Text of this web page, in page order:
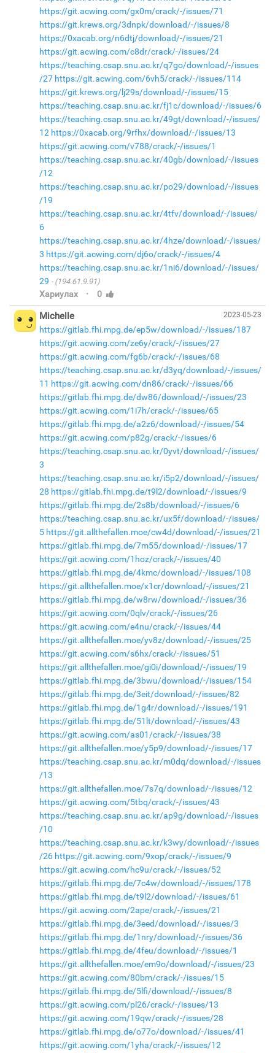
https://git.acwing.com/gx0m/crack/-/issues/71
https://git.krews.org/3dnpk/download/-/issues/8
https://0xacab.org/n6dtj/download/-/issues/21
https://git.acwing.com/c8dr/crack/-/issues/24
https://teaching.csap.snu.ac.kr/q7go/download/-/issues
/27 https://git.acwing.com/6vh5/crack/-/issues/114
https://git.krews.org/lj29s/download/-/issues/15
https://teaching.csap.snu.ac.kr/fj1c/download/-/issues/6
https://teaching.csap.snu.ac.kr/49gt/download/-/issues/
12 https://0xacab.org/9rfhx/download/-/issues/13
https://git.acwing.com/v788/crack/-/issues/1
https://teaching.csap.snu.ac.kr/40gb/download/-/issues
/12
https://teaching.csap.snu.ac.kr/po29/download/-/issues
/19
https://teaching.csap.snu.ac.kr/4tfv/download/-/issues/
6
https://teaching.csap.snu.ac.kr/4hze/download/-/issues/
3 https://git.acwing.com/dj6o/crack/-/issues/4
https://teaching.csap.snu.ac.kr/1ni6/download/-/issues/
29
(194.61.9.91)
Хариулах · 0
2023-05-23
Michelle
https://gitlab.fhi.mpg.de/ep5w/download/-/issues/187
https://git.acwing.com/ze6y/crack/-/issues/27
https://git.acwing.com/fg6b/crack/-/issues/68
https://teaching.csap.snu.ac.kr/d3yq/download/-/issues/
11 https://git.acwing.com/dn86/crack/-/issues/66
https://gitlab.fhi.mpg.de/dw86/download/-/issues/23
https://git.acwing.com/1i7h/crack/-/issues/65
https://gitlab.fhi.mpg.de/a2z6/download/-/issues/54
https://git.acwing.com/p82g/crack/-/issues/6
https://teaching.csap.snu.ac.kr/0yvt/download/-/issues/
3
https://teaching.csap.snu.ac.kr/i5p2/download/-/issues/
28 https://gitlab.fhi.mpg.de/t9l2/download/-/issues/9
https://gitlab.fhi.mpg.de/2s8b/download/-/issues/6
https://teaching.csap.snu.ac.kr/ux5f/download/-/issues/
5 https://git.allthefallen.moe/cw4d/download/-/issues/21
https://gitlab.fhi.mpg.de/7m55/download/-/issues/17
https://git.acwing.com/1hoz/crack/-/issues/40
https://gitlab.fhi.mpg.de/4kmc/download/-/issues/108
https://git.allthefallen.moe/x1cr/download/-/issues/21
https://gitlab.fhi.mpg.de/w8rw/download/-/issues/36
https://git.acwing.com/0qlv/crack/-/issues/26
https://git.acwing.com/e4nu/crack/-/issues/44
https://git.allthefallen.moe/yv8z/download/-/issues/25
https://git.acwing.com/s6hx/crack/-/issues/51
https://git.allthefallen.moe/gi0i/download/-/issues/19
https://gitlab.fhi.mpg.de/3bwu/download/-/issues/154
https://gitlab.fhi.mpg.de/3eit/download/-/issues/82
https://gitlab.fhi.mpg.de/1g4r/download/-/issues/191
https://gitlab.fhi.mpg.de/51lt/download/-/issues/43
https://git.acwing.com/as01/crack/-/issues/38
https://git.allthefallen.moe/y5p9/download/-/issues/17
https://teaching.csap.snu.ac.kr/m0dq/download/-/issues
/13
https://git.allthefallen.moe/7s7q/download/-/issues/12
https://git.acwing.com/5tbq/crack/-/issues/43
https://teaching.csap.snu.ac.kr/ap9g/download/-/issues
/10
https://teaching.csap.snu.ac.kr/k3wy/download/-/issues
/26 https://git.acwing.com/9xop/crack/-/issues/9
https://git.acwing.com/hc9u/crack/-/issues/52
https://gitlab.fhi.mpg.de/7c4w/download/-/issues/178
https://gitlab.fhi.mpg.de/t9l2/download/-/issues/61
https://git.acwing.com/2ape/crack/-/issues/21
https://gitlab.fhi.mpg.de/3eed/download/-/issues/3
https://gitlab.fhi.mpg.de/1nry/download/-/issues/36
https://gitlab.fhi.mpg.de/4feu/download/-/issues/1
https://git.allthefallen.moe/em9o/download/-/issues/23
https://git.acwing.com/80bm/crack/-/issues/15
https://gitlab.fhi.mpg.de/5lfi/download/-/issues/8
https://git.acwing.com/pl26/crack/-/issues/13
https://git.acwing.com/19qw/crack/-/issues/28
https://gitlab.fhi.mpg.de/o77o/download/-/issues/41
https://git.acwing.com/1yha/crack/-/issues/12